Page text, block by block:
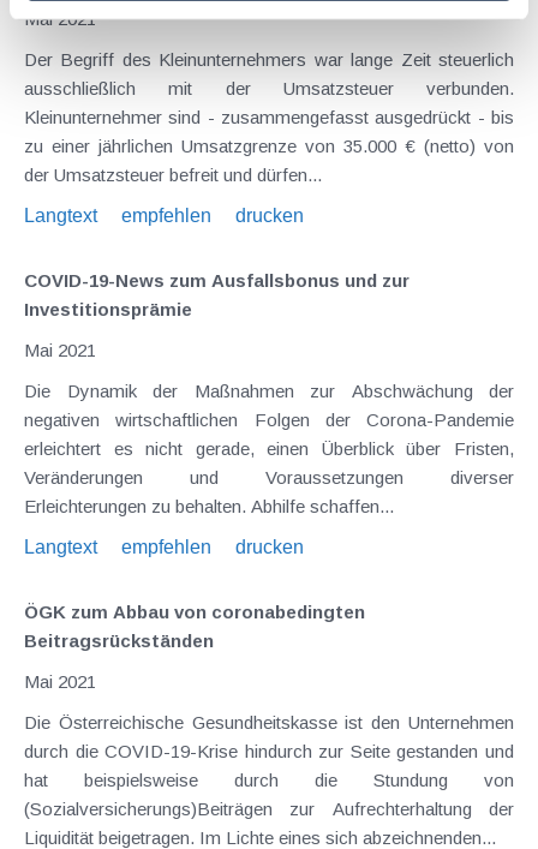
Mai 2021
Der Begriff des Kleinunternehmers war lange Zeit steuerlich
ausschließlich mit der Umsatzsteuer verbunden.
Kleinunternehmer sind - zusammengefasst ausgedrückt - bis
zu einer jährlichen Umsatzgrenze von 35.000 € (netto) von
der Umsatzsteuer befreit und dürfen...
Langtext
empfehlen drucken
COVID-19-News zum Ausfallsbonus und zur
Investitionsprämie
Mai 2021
Die Dynamik der Maßnahmen zur Abschwächung der
negativen wirtschaftlichen Folgen der Corona-Pandemie
erleichtert es nicht gerade, einen Überblick über Fristen,
Veränderungen und Voraussetzungen diverser
Erleichterungen zu behalten. Abhilfe schaffen...
Langtext
empfehlen drucken
ÖGK zum Abbau von coronabedingten
Beitragsrückständen
Mai 2021
Die Österreichische Gesundheitskasse ist den Unternehmen
durch die COVID-19-Krise hindurch zur Seite gestanden und
hat beispielsweise durch die Stundung von
(Sozialversicherungs)Beiträgen zur Aufrechterhaltung der
Liquidität beigetragen. Im Lichte eines sich abzeichnenden...